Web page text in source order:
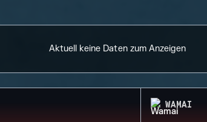
Aktuell keine Daten zum Anzeigen
WAMAI